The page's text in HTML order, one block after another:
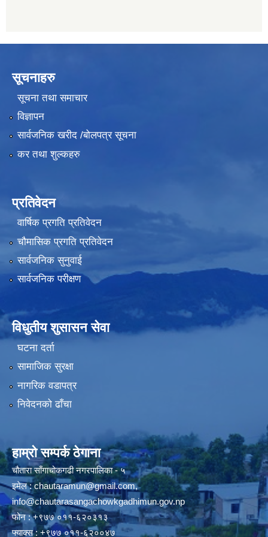
सूचनाहरु
सूचना तथा समाचार
विज्ञापन
सार्वजनिक खरीद /बोलपत्र सूचना
कर तथा शुल्कहरु
प्रतिवेदन
वार्षिक प्रगति प्रतिवेदन
चौमासिक प्रगति प्रतिवेदन
सार्वजनिक सुनुवाई
सार्वजनिक परीक्षण
विधुतीय शुसासन सेवा
घटना दर्ता
सामाजिक सुरक्षा
नागरिक वडापत्र
निवेदनको ढाँचा
हाम्रो सम्पर्क ठेगाना
चौतारा साँगाचोकगढी नगरपालिका - ५
इमेल :chautaramun@gmail.com,
info@chautarasangachowkgadhimun.gov.np
फोन : +९७७ ०११-६२०३१३
फ्याक्स : +९७७ ०११-६२००४७